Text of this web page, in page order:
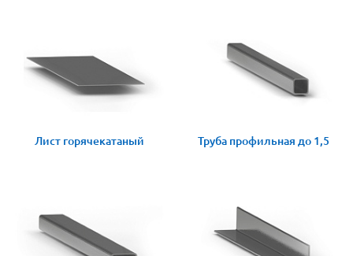
Лист горячекатаный Труба профильная до 1,5